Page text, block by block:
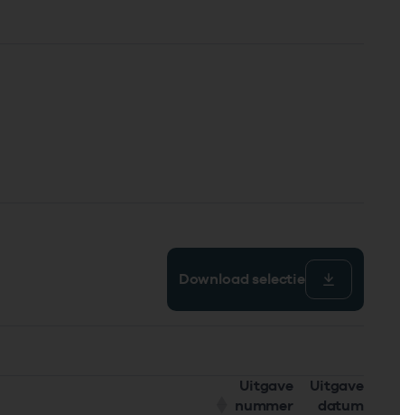
Download selectie
Uitgave
nummer
Uitgave
datum